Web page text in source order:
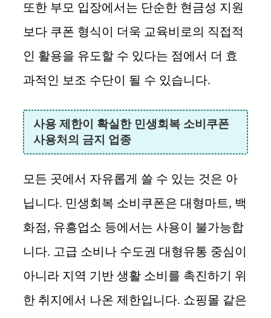
또한 부모 입장에서는 단순한 현금성 지원
보다 쿠폰 형식이 더욱 교육비로의 직접적
인 활용을 유도할 수 있다는 점에서 더 효
과적인 보조 수단이 될 수 있습니다.
사용 제한이 확실한 민생회복 소비쿠폰
사용처의 금지 업종
모든 곳에서 자유롭게 쓸 수 있는 것은 아
닙니다. 민생회복 소비쿠폰은 대형마트, 백
화점, 유흥업소 등에서는 사용이 불가능합
니다. 고급 소비나 수도권 대형유통 중심이
아니라 지역 기반 생활 소비를 촉진하기 위
한 취지에서 나온 제한입니다. 쇼핑몰 같은